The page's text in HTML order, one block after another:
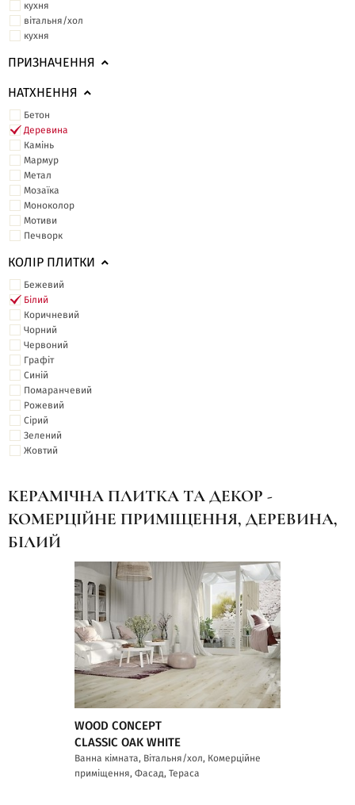
кухня
вітальня/хол
кухня
ПРИЗНАЧЕННЯ
НАТХНЕННЯ
Бетон
Деревина
Камінь
Мармур
Метал
Мозаїка
Моноколор
Мотиви
Печворк
КОЛІР ПЛИТКИ
Бежевий
Білий
Коричневий
Чорний
Червоний
Графіт
Синій
Помаранчевий
Рожевий
Сірий
Зелений
Жовтий
КЕРАМІЧНА ПЛИТКА ТА ДЕКОР -
КОМЕРЦІЙНЕ ПРИМІЩЕННЯ, ДЕРЕВИНА,
БІЛИЙ
WOOD CONCEPT
CLASSIC OAK WHITE
Ванна кімната, Вітальня/хол, Комерційне
приміщення, Фасад, Тераса